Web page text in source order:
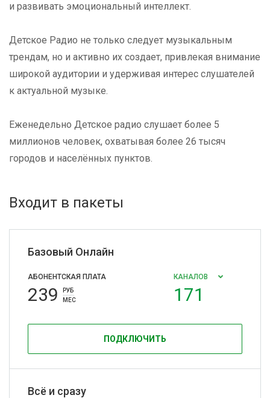
и развивать эмоциональный интеллект.
Детское Радио не только следует музыкальным
трендам, но и активно их создает, привлекая внимание
широкой аудитории и удерживая интерес слушателей
к актуальной музыке.
Еженедельно Детское радио слушает более 5
миллионов человек, охватывая более 26 тысяч
городов и населённых пунктов.
Входит в пакеты
Базовый Онлайн
АБОНЕНТСКАЯ ПЛАТА
239
РУБ
МЕС
КАНАЛОВ
171
ПОДКЛЮЧИТЬ
Всё и сразу